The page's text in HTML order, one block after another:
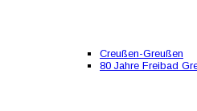
Creußen-Greußen
80 Jahre Freibad